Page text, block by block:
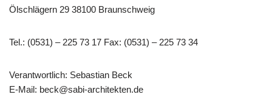
Ölschlägern 29 38100 Braunschweig
Tel.: (0531) – 225 73 17 Fax: (0531) – 225 73 34
Verantwortlich: Sebastian Beck
E-Mail: beck@sabi-architekten.de